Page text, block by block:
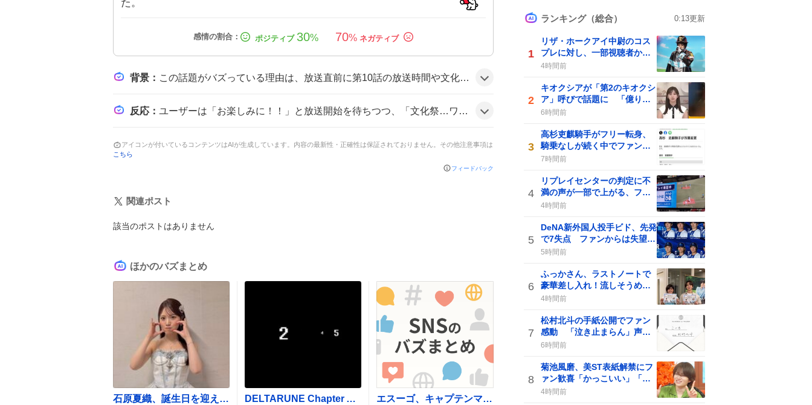
た。
30% 70%
背景 ： この話題がバズっている理由は、放送直前に第10話の放送時間や文化祭エピソードが告知され、ファンが期待感を共有したことと、キャラクターの恋愛模様や秋名素子のテンションが話題になったためとみられる。
反応 ： ユーザーは「お楽しみに！！」と放送開始を待ちつつ、「文化祭…ワクワクかと思いきや、微笑と統悟の間で喧嘩が発生？！」と展開に驚き、さらに「ポンスカの時間だあああ…」や「秋名素子可愛すぎる！！」と熱狂的に盛り上がっている様子だ。
アイコンが付いているコンテンツはAIが生成しています。内容の最新性・正確性は保証されておりません。その他注意事項は
こちら
フィードバック
関連ポスト
該当のポストはありません
ほかのバズまとめ
石原夏織、誕生日を迎えファンが祝福の声続出「大好き！」 みんなで盛り上がり DELTARUNE Chapter 6、2027年配信決定にファン歓喜「楽しみすぎる」 エスーゴ、キャプテンマーク装着で登場 “草”と笑いが広がる SNSで話題沸騰
ランキング（総合） 0:13更新
1
リザ・ホークアイ中尉のコス
プレに対し、一部視聴者から
批判の声が上がる
4時間前
2
キオクシアが「第2のキオクシ
ア」呼びで話題に 「億り人
量産年」の期待が一部で広が
6時間前
3
高杉吏麒騎手がフリー転身、
騎乗なしが続く中でファンの
間に疑問の声が上がる
7時間前
4
リプレイセンターの判定に不
満の声が一部で上がる、ファ
ンは「アウトだって！」と意
4時間前
5
DeNA新外国人投手ビド、先発
で7失点 ファンからは失望の
声も
5時間前
6
ふっかさん、ラストノートで
豪華差し入れ！流しそうめん
にみんな大興奮
4時間前
7
松村北斗の手紙公開でファン
感動 「泣き止まらん」声続
出 ゆごほくへの愛が炸裂
6時間前
8
菊池風磨、美ST表紙解禁にフ
ァン歓喜「かっこいい」「や
ばい」
4時間前